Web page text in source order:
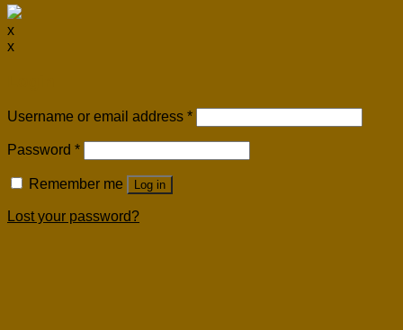
x
x
Username or email address *
Password *
Remember me Log in
Lost your password?